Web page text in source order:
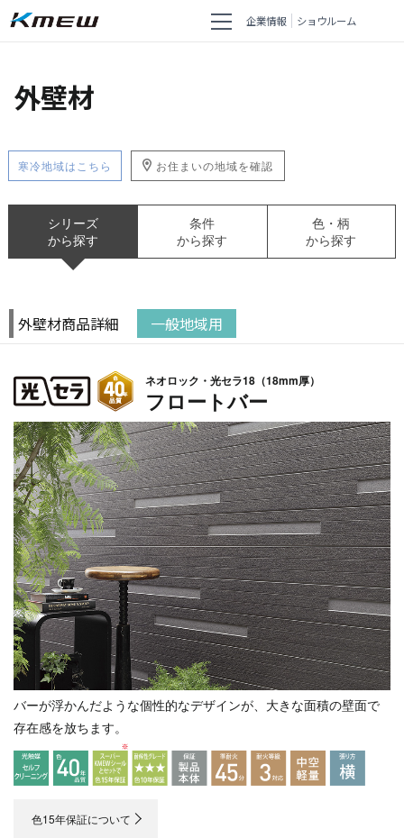
企業情報 ショウルーム
外壁材
寒冷地域はこちら お住まいの地域を確認
シリーズ
から探す
条件
から探す
色・柄
から探す
外壁材商品詳細 一般地域用
ネオロック・光セラ18（18mm厚）
フロートバー
バーが浮かんだような個性的なデザインが、大きな面積の壁面で
存在感を放ちます。
色15年保証について